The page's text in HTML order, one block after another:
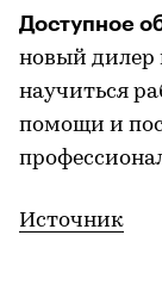
Доступное
новый дилер
научиться
помощи и
Источник